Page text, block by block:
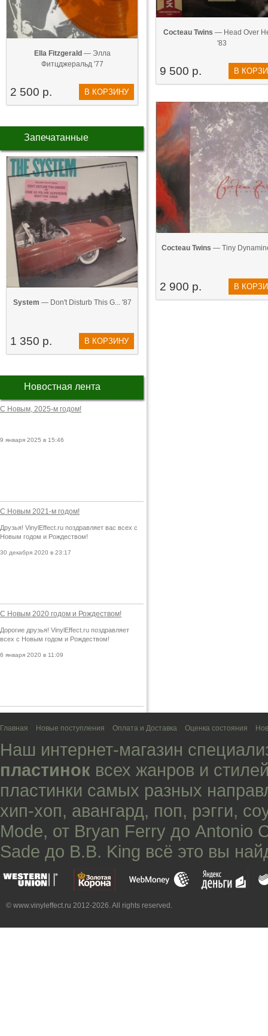
Ella Fitzgerald — Элла
Фитцджеральд '77
2 500 р. В КОРЗИНУ
Запечатанные
System — Don't Disturb This G... '87
1 350 р. В КОРЗИНУ
Новостная лента
С Новым, 2025-м годом!
9 января 2025 в 15:46
С Новым 2021-м годом!
Друзья! VinylEffect.ru поздравляет вас всех с
Новым годом и Рождеством!
30 декабря 2020 в 23:17
С Новым 2020 годом и Рождеством!
Дорогие друзья! VinylEffect.ru поздравляет
всех с Новым годом и Рождеством!
6 января 2020 в 11:09
Cocteau Twins — Head Over
'83
9 500 р. В
Cocteau Twins — Tiny
2 900 р. В
Главная Новые поступления Оплата и Доставка Оценка состояния
Наш интернет-магазин
пластинок всех жанров и
пластинки самых разных
хип-хоп, авангард, поп, рэгги,
Mode, от Bryan Ferry до Antonio
Sade до B.B. King всё это вы
© www.vinyleffect.ru 2012-2026. All rights reserved.